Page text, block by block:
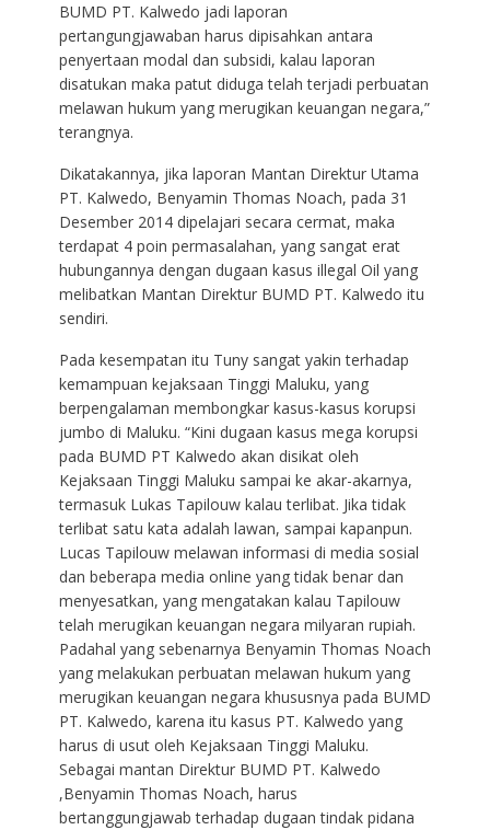
BUMD PT. Kalwedo jadi laporan
pertangungjawaban harus dipisahkan antara
penyertaan modal dan subsidi, kalau laporan
disatukan maka patut diduga telah terjadi perbuatan
melawan hukum yang merugikan keuangan negara,”
terangnya.
Dikatakannya, jika laporan Mantan Direktur Utama
PT. Kalwedo, Benyamin Thomas Noach, pada 31
Desember 2014 dipelajari secara cermat, maka
terdapat 4 poin permasalahan, yang sangat erat
hubungannya dengan dugaan kasus illegal Oil yang
melibatkan Mantan Direktur BUMD PT. Kalwedo itu
sendiri.
Pada kesempatan itu Tuny sangat yakin terhadap
kemampuan kejaksaan Tinggi Maluku, yang
berpengalaman membongkar kasus-kasus korupsi
jumbo di Maluku. “Kini dugaan kasus mega korupsi
pada BUMD PT Kalwedo akan disikat oleh
Kejaksaan Tinggi Maluku sampai ke akar-akarnya,
termasuk Lukas Tapilouw kalau terlibat. Jika tidak
terlibat satu kata adalah lawan, sampai kapanpun.
Lucas Tapilouw melawan informasi di media sosial
dan beberapa media online yang tidak benar dan
menyesatkan, yang mengatakan kalau Tapilouw
telah merugikan keuangan negara milyaran rupiah.
Padahal yang sebenarnya Benyamin Thomas Noach
yang melakukan perbuatan melawan hukum yang
merugikan keuangan negara khususnya pada BUMD
PT. Kalwedo, karena itu kasus PT. Kalwedo yang
harus di usut oleh Kejaksaan Tinggi Maluku.
Sebagai mantan Direktur BUMD PT. Kalwedo
,Benyamin Thomas Noach, harus
bertanggungjawab terhadap dugaan tindak pidana